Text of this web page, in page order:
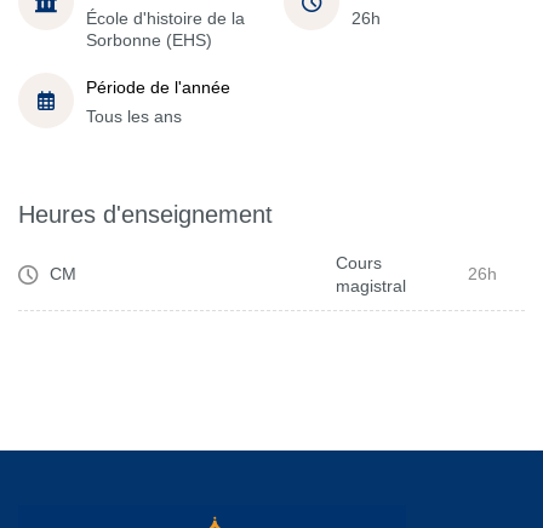
École d'histoire de la
Sorbonne (EHS)
26h
Période de l'année
Tous les ans
Heures d'enseignement
CM
Cours
magistral
26h